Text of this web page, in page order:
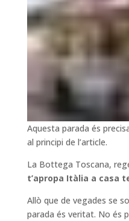
Aquesta parada és
al principi de l’article.
La Bottega Toscana,
t’apropa Itàlia a casa
Allò que de vegades se
parada és veritat. No és